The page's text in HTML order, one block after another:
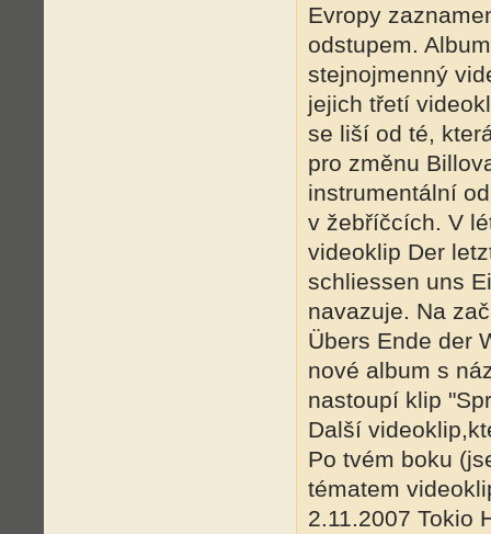
Evropy
odstupem.
stejnojmenný
jejich třetí
se liší od té,
pro změnu
instrumentální
v žebříčcích. V
videoklip Der
schliessen uns
navazuje. Na
Übers Ende der
nové album s
nastoupí klip
Další
Po tvém boku
tématem
2.11.2007 Tokio